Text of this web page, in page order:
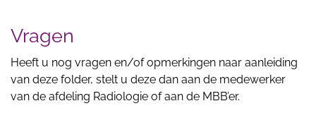
Vragen
Heeft u nog vragen en/of opmerkingen naar aanleiding
van deze folder, stelt u deze dan aan de medewerker
van de afdeling Radiologie of aan de MBB’er.